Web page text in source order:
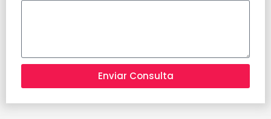
Enviar Consulta